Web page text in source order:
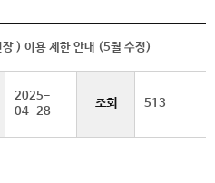
) 이용 제한 안내 (5월 수정)
2025-
04-28
조회 513